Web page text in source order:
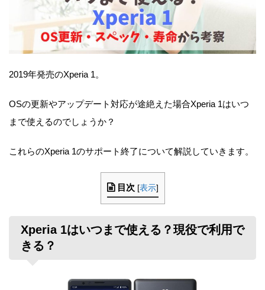
2019年発売のXperia 1。
OSの更新やアップデート対応が途絶えた場合Xperia 1はいつ
まで使えるのでしょうか？
これらのXperia 1のサポート終了について解説していきます。
目次 [表示]
Xperia 1はいつまで使える？現役で利用で
きる？